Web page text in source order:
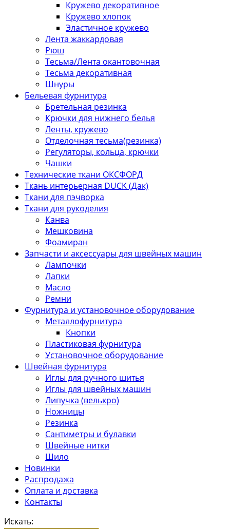
Кружево декоративное
Кружево хлопок
Эластичное кружево
Лента жаккардовая
Рюш
Тесьма/Лента окантовочная
Тесьма декоративная
Шнуры
Бельевая фурнитура
Бретельная резинка
Крючки для нижнего белья
Ленты, кружево
Отделочная тесьма(резинка)
Регуляторы, кольца, крючки
Чашки
Технические ткани ОКСФОРД
Ткань интерьерная DUCK (Дак)
Ткани для пэчворка
Ткани для рукоделия
Канва
Мешковина
Фоамиран
Запчасти и аксессуары для швейных машин
Лампочки
Лапки
Масло
Ремни
Фурнитура и установочное оборудование
Металлофурнитура
Кнопки
Пластиковая фурнитура
Установочное оборудование
Швейная фурнитура
Иглы для ручного шитья
Иглы для швейных машин
Липучка (велькро)
Ножницы
Резинка
Сантиметры и булавки
Швейные нитки
Шило
Новинки
Распродажа
Оплата и доставка
Контакты
Искать: